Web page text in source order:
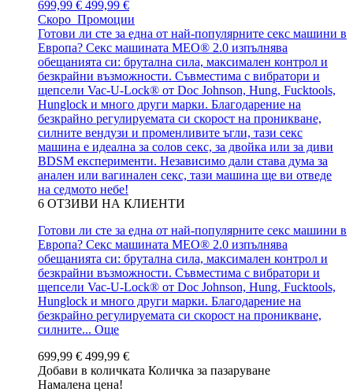
699,99 € 499,99 €
Скоро Промоции
Готови ли сте за една от най-популярните секс машини в
Европа? Секс машината MEO® 2.0 изпълнява
обещанията си: брутална сила, максимален контрол и
безкрайни възможности. Съвместима с вибратори и
щепсели Vac-U-Lock® от Doc Johnson, Hung, Fucktools,
Hunglock и много други марки. Благодарение на
безкрайно регулируемата си скорост на проникване,
силните вендузи и променливите ъгли, тази секс
машина е идеална за солов секс, за двойка или за диви
BDSM експерименти. Независимо дали става дума за
анален или вагинален секс, тази машина ще ви отведе
на седмото небе!
6 ОТЗИВИ НА КЛИЕНТИ
Готови ли сте за една от най-популярните секс машини в
Европа? Секс машината MEO® 2.0 изпълнява
обещанията си: брутална сила, максимален контрол и
безкрайни възможности. Съвместима с вибратори и
щепсели Vac-U-Lock® от Doc Johnson, Hung, Fucktools,
Hunglock и много други марки. Благодарение на
безкрайно регулируемата си скорост на проникване,
силните... Още
699,99 € 499,99 €
Добави в количката Количка за пазаруване
Намалена цена!